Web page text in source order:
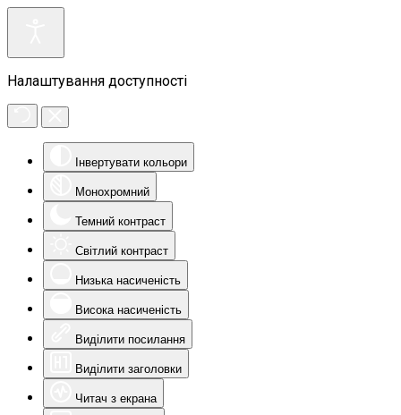
Налаштування доступності
Інвертувати кольори
Монохромний
Темний контраст
Світлий контраст
Низька насиченість
Висока насиченість
Виділити посилання
Виділити заголовки
Читач з екрана